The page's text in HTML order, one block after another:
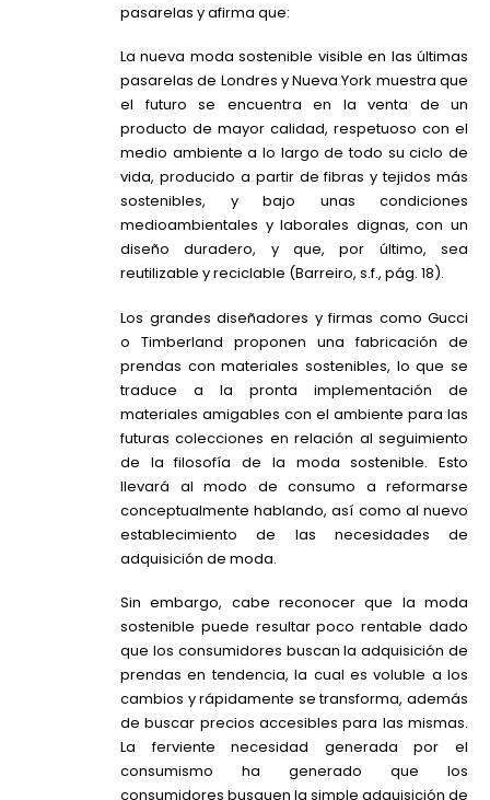
pasarelas y afirma que:
La nueva moda sostenible visible en las últimas
pasarelas de Londres y Nueva York muestra que
el futuro se encuentra en la venta de un
producto de mayor calidad, respetuoso con el
medio ambiente a lo largo de todo su ciclo de
vida, producido a partir de fibras y tejidos más
sostenibles, y bajo unas condiciones
medioambientales y laborales dignas, con un
diseño duradero, y que, por último, sea
reutilizable y reciclable (Barreiro, s.f., pág. 18).
Los grandes diseñadores y firmas como Gucci
o Timberland proponen una fabricación de
prendas con materiales sostenibles, lo que se
traduce a la pronta implementación de
materiales amigables con el ambiente para las
futuras colecciones en relación al seguimiento
de la filosofía de la moda sostenible. Esto
llevará al modo de consumo a reformarse
conceptualmente hablando, así como al nuevo
establecimiento de las necesidades de
adquisición de moda.
Sin embargo, cabe reconocer que la moda
sostenible puede resultar poco rentable dado
que los consumidores buscan la adquisición de
prendas en tendencia, la cual es voluble a los
cambios y rápidamente se transforma, además
de buscar precios accesibles para las mismas.
La ferviente necesidad generada por el
consumismo ha generado que los
consumidores busquen la simple adquisición de